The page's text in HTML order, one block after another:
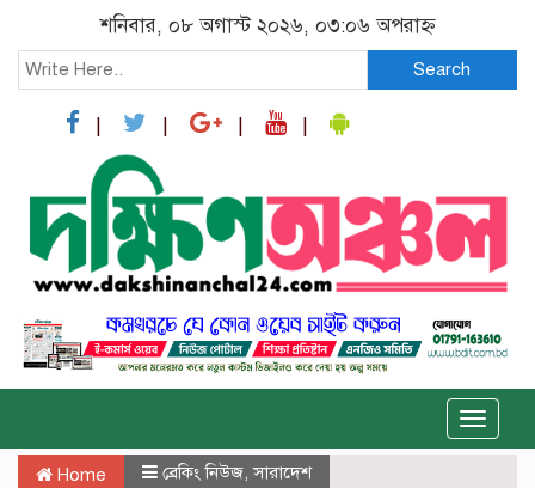
শনিবার, ০৮ অগাস্ট ২০২৬, ০৩:০৬ অপরাহ্ন
Search
Toggle
Home ব্রেকিং নিউজ,সারাদেশ